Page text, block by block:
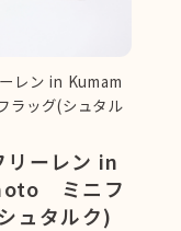
レン in Kumam
ッグ(シュタル
リーレン in
ミニフ
ュタルク)